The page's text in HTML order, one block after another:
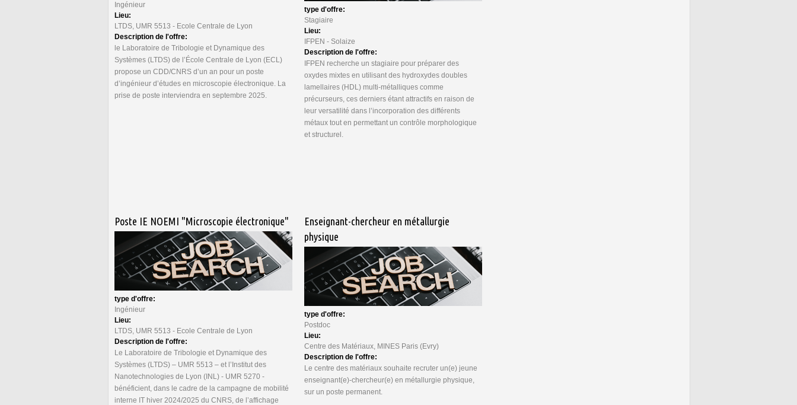
Ingénieur
Lieu:
LTDS, UMR 5513 - Ecole Centrale de Lyon
Description de l'offre:
le Laboratoire de Tribologie et Dynamique des
Systèmes (LTDS) de l’École Centrale de Lyon (ECL)
propose un CDD/CNRS d’un an pour un poste
d’ingénieur d’études en microscopie électronique. La
prise de poste interviendra en septembre 2025.
type d'offre:
Stagiaire
Lieu:
IFPEN - Solaize
Description de l'offre:
IFPEN recherche un stagiaire pour préparer des
oxydes mixtes en utilisant des hydroxydes doubles
lamellaires (HDL) multi-métalliques comme
précurseurs, ces derniers étant attractifs en raison de
leur versatilité dans l’incorporation des différents
métaux tout en permettant un contrôle morphologique
et structurel.
Poste IE NOEMI "Microscopie électronique"
type d'offre:
Ingénieur
Lieu:
LTDS, UMR 5513 - Ecole Centrale de Lyon
Description de l'offre:
Le Laboratoire de Tribologie et Dynamique des
Systèmes (LTDS) – UMR 5513 – et l’Institut des
Nanotechnologies de Lyon (INL) - UMR 5270 -
bénéficient, dans le cadre de la campagne de mobilité
interne IT hiver 2024/2025 du CNRS, de l’affichage
Enseignant-chercheur en métallurgie
physique
type d'offre:
Postdoc
Lieu:
Centre des Matériaux, MINES Paris (Evry)
Description de l'offre:
Le centre des matériaux souhaite recruter un(e) jeune
enseignant(e)-chercheur(e) en métallurgie physique,
sur un poste permanent.